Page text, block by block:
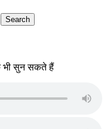
Search
भी सुन सकते हैं